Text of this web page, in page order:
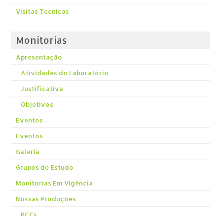
Visitas Técnicas
Monitorias
Apresentação
Atividades do Laboratório
Justificativa
Objetivos
Eventos
Eventos
Galeria
Grupos de Estudo
Monitorias Em Vigência
Nossas Produções